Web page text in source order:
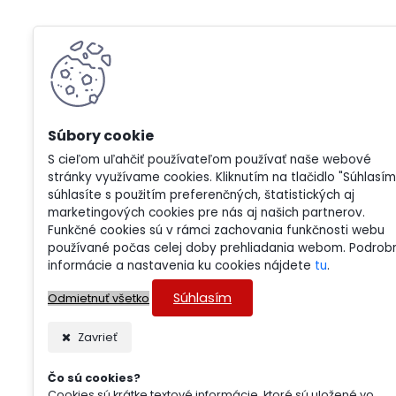
S cieľom uľahčiť používateľom používať naše webové
stránky využívame cookies. Kliknutím na tlačidlo
súhlasíte s použitím preferenčných, štatistických aj
marketingových cookies pre nás aj našich partnerov.
Funkčné cookies sú v rámci zachovania funkčnosti webu
používané počas celej doby prehliadania webom.
informácie a nastavenia ku cookies nájdete tu.
Odmietnuť všetko Súhlasím
Zavrieť
Čo sú cookies?